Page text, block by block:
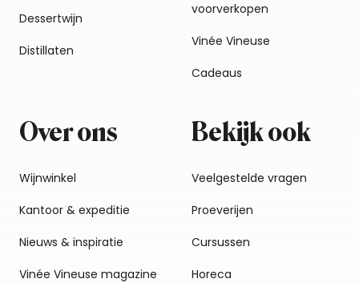
Dessertwijn
Distillaten
voorverkopen
Vinée Vineuse
Cadeaus
Over ons
Wijnwinkel
Kantoor & expeditie
Nieuws & inspiratie
Vinée Vineuse magazine
Bekijk ook
Veelgestelde vragen
Proeverijen
Cursussen
Horeca